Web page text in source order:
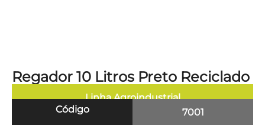
Regador 10 Litros Preto Reciclado
Linha Agroindustrial
Código
7001